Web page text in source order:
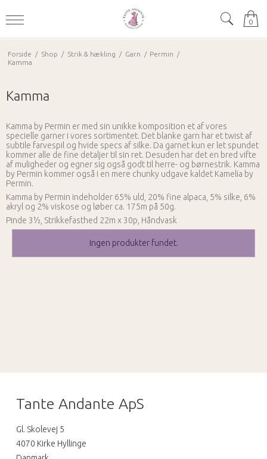
0
Forside / Shop / Strik & hækling / Garn / Permin
/
Kamma
Kamma
Kamma by Permin er med sin unikke komposition et af vores
specielle garner i vores sortimentet. Det blanke garn har et twist af
subtile farvespil og hvide specs af silke. Da garnet kun er let spundet
kommer alle de fine detaljer til sin ret. Desuden har det en bred vifte
af muligheder og egner sig også godt til herre- og børnestrik. Kamma
by Permin kommer også i en mere chunky udgave kaldet Kamelia by
Permin.
Kamma by Permin indeholder 65% uld, 20% fine alpaca, 5% silke, 6%
akryl og 2% viskose og løber ca. 175m på 50g.
Pinde 3½, Strikkefasthed 22m x 30p, Håndvask
Ingen produkter fundet.
Tante Andante ApS
Gl. Skolevej 5
4070 Kirke Hyllinge